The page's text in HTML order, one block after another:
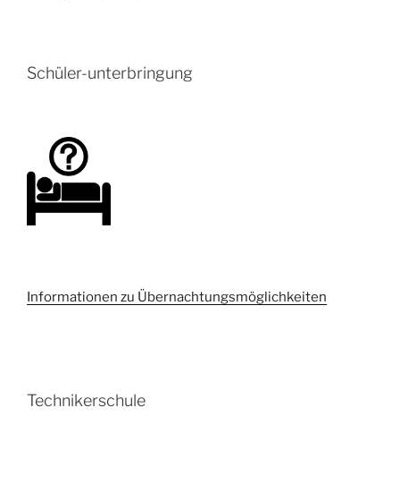
Schüler-unterbringung
Informationen zu Übernachtungsmöglichkeiten
Technikerschule